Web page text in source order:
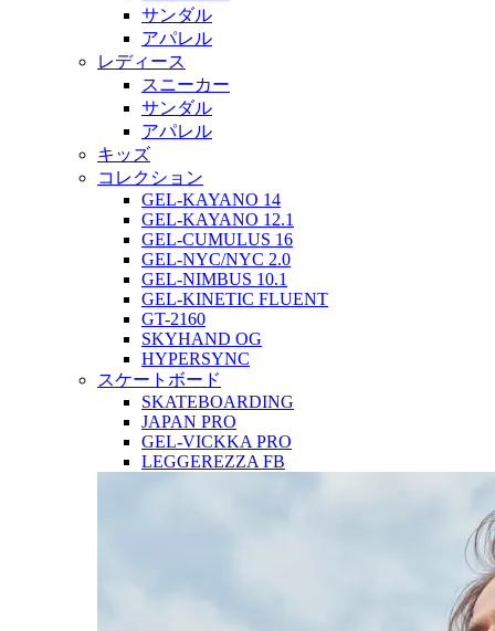
サンダル
アパレル
レディース
スニーカー
サンダル
アパレル
キッズ
コレクション
GEL-KAYANO 14
GEL-KAYANO 12.1
GEL-CUMULUS 16
GEL-NYC/NYC 2.0
GEL-NIMBUS 10.1
GEL-KINETIC FLUENT
GT-2160
SKYHAND OG
HYPERSYNC
スケートボード
SKATEBOARDING
JAPAN PRO
GEL-VICKKA PRO
LEGGEREZZA FB